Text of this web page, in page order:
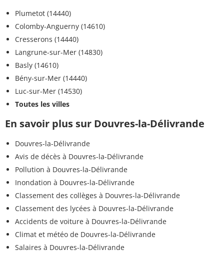
Terbuthylazin
déséthyl
<0,01 µg/L
Terbuthylazine
métabolite LM6
Terbuméton
Thiamethoxam <0,02 µg/L
Trinéxapac-éthyl <0,02 µg/L
Triflusulfuron-methyl <0,02 µg/L <=0,1 µg/L
Plumetot (14440)
Colomby-Anguerny (14610)
Cresserons (14440)
Langrune-sur-Mer (14830)
Basly (14610)
Bény-sur-Mer (14440)
Luc-sur-Mer (14530)
Toutes les villes
En savoir plus sur Douvres-la-Délivrande
Douvres-la-Délivrande
Avis de décès à Douvres-la-Délivrande
Pollution à Douvres-la-Délivrande
Inondation à Douvres-la-Délivrande
Classement des collèges à Douvres-la-Délivrande
Classement des lycées à Douvres-la-Délivrande
Accidents de voiture à Douvres-la-Délivrande
Climat et météo de Douvres-la-Délivrande
Salaires à Douvres-la-Délivrande